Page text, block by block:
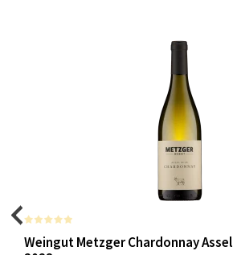
Weingut Metzger Chardonnay